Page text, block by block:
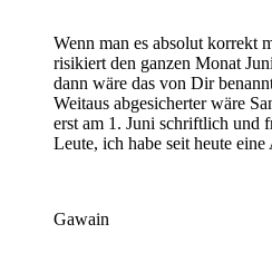
Wenn man es absolut korrekt
risikiert den ganzen Monat
dann wäre das von Dir
Weitaus abgesicherter wäre
erst am 1. Juni schriftlich und
Leute, ich habe seit heute
Gawain